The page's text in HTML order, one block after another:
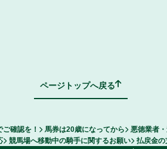
ページトップへ戻る
確認を！ 馬券は20歳になってから
悪徳業者
競馬場へ移動中の騎手に関するお願い 払戻金の